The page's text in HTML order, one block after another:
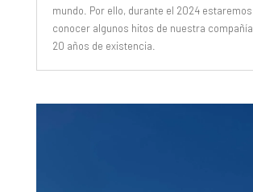
mundo. Por ello, durante el 2024
conocer algunos hitos de nuestra
20 años de existencia.